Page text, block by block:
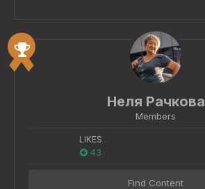
Неля Рачкова
Members
LIKES
43
Find Content